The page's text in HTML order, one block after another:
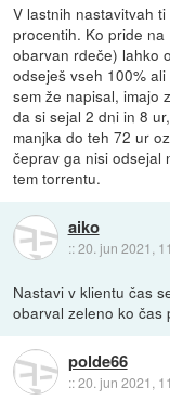
V lastnih nastavitvah
procentih. Ko pride
obarvan rdeče) lahko
odseješ vseh 100%
sem že napisal, imajo
da si sejal 2 dni in 8
manjka do teh 72 ur
čeprav ga nisi odsejal
tem torrentu.
aiko
::20. jun 2021,
Nastavi v klientu čas
obarval zeleno ko čas
polde66
::20. jun 2021,